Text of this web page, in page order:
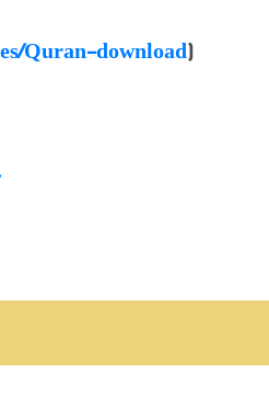
Quran-download)